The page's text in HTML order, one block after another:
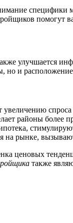
специфики
улучшается
и
увеличению
районы более
на рынке,
ценовых
также